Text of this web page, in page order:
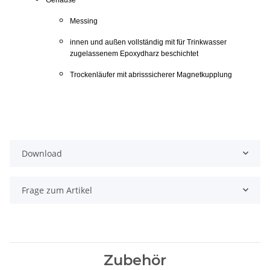
Messing
innen und außen vollständig mit für Trinkwasser
zugelassenem Epoxydharz beschichtet
Trockenläufer mit abrisssicherer Magnetkupplung
Download
Frage zum Artikel
Zubehör